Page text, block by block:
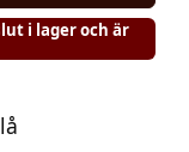
i lager och är